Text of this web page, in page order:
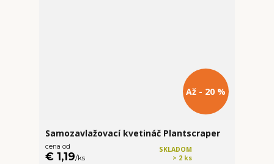
Až - 20 %
Samozavlažovací kvetináč Plantscraper
cena od
€ 1,19/ks
SKLADOM
> 2 ks